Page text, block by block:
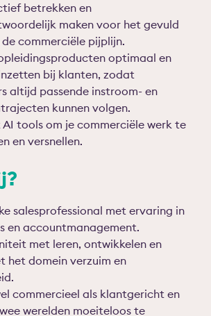
betrekken en
maken voor het gevuld
commerciële pijplijn.
optimaal en
bij klanten, zodat
altijd passende instroom- en
kunnen volgen.
AI tools om je commerciële werk te
en versnellen.
salesprofessional met ervaring in
en accountmanagement.
met leren, ontwikkelen en
het domein verzuim en
commercieel als klantgericht en
werelden moeiteloos te